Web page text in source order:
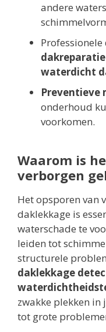
andere
dakreparatie
waterdicht
Preventieve
onderhoud
voorkomen.
Waarom is
verborgen
Het opsporen van
daklekkage is
waterschade te
leiden tot
structurele
daklekkage
zwakke plekken in
tot grote